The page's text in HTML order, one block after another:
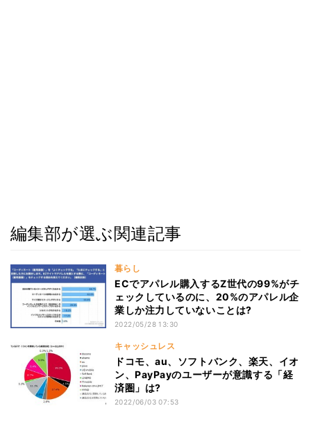
編集部が選ぶ関連記事
暮らし
ECでアパレル購入するZ世代の99%がチ
ェックしているのに、20%のアパレル企
業しか注力していないことは?
2022/05/28 13:30
キャッシュレス
ドコモ、au、ソフトバンク、楽天、イオ
ン、PayPayのユーザーが意識する「経
済圏」は?
2022/06/03 07:53